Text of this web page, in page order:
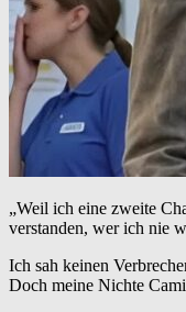
„Weil ich eine zweite
verstanden, wer ich nie
Ich sah keinen
Doch meine Nichte